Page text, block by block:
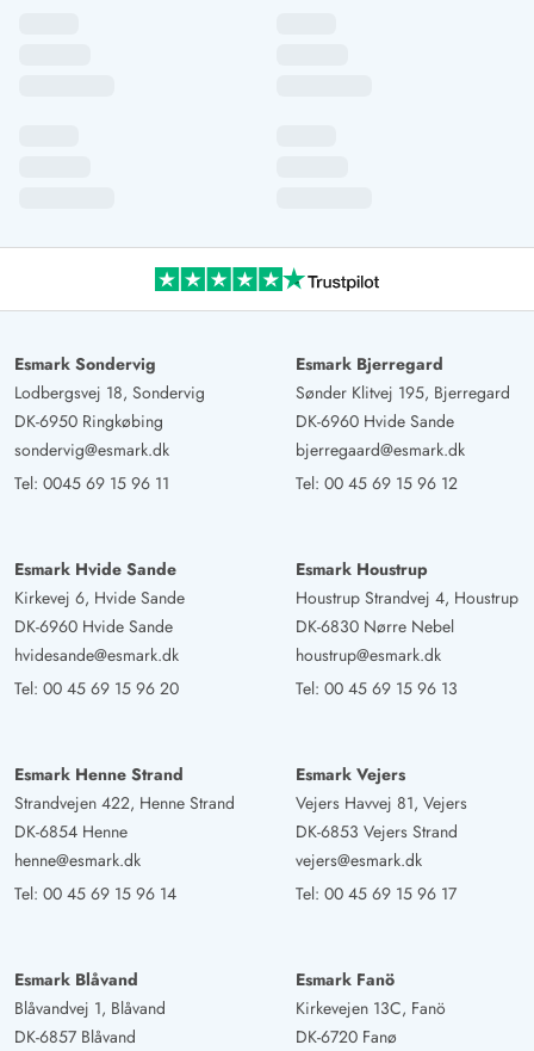
Esmark Sondervig
Lodbergsvej 18, Sondervig
DK-6950 Ringkøbing
sondervig@esmark.dk
Tel: 0045 69 15 96 11
Esmark Bjerregard
Sønder Klitvej 195, Bjerregard
DK-6960 Hvide Sande
bjerregaard@esmark.dk
Tel: 00 45 69 15 96 12
Esmark Hvide Sande
Kirkevej 6, Hvide Sande
DK-6960 Hvide Sande
hvidesande@esmark.dk
Tel: 00 45 69 15 96 20
Esmark Houstrup
Houstrup Strandvej 4, Houstrup
DK-6830 Nørre Nebel
houstrup@esmark.dk
Tel: 00 45 69 15 96 13
Esmark Henne Strand
Strandvejen 422, Henne Strand
DK-6854 Henne
henne@esmark.dk
Tel: 00 45 69 15 96 14
Esmark Vejers
Vejers Havvej 81, Vejers
DK-6853 Vejers Strand
vejers@esmark.dk
Tel: 00 45 69 15 96 17
Esmark Blåvand
Blåvandvej 1, Blåvand
DK-6857 Blåvand
Esmark Fanö
Kirkevejen 13C, Fanö
DK-6720 Fanø